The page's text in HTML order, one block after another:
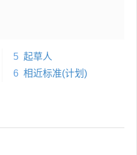
5 起草人
6 相近标准(计划)